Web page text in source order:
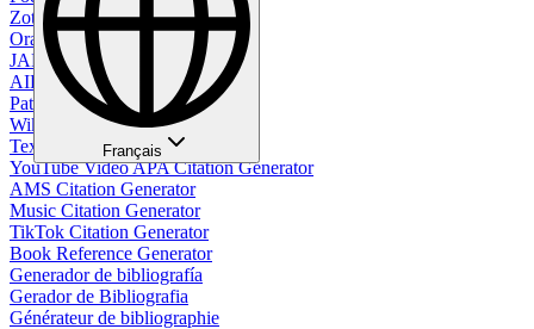
Zotero Citation Generator
Oral Citation Generator
JAMA Citation Generator
AIP Citation Generator
Patent Citation Generator
Wikipedia Citation Generator
Textbook Citation Generator
YouTube Video APA Citation Generator
AMS Citation Generator
Music Citation Generator
TikTok Citation Generator
Book Reference Generator
Generador de bibliografía
Gerador de Bibliografia
Générateur de bibliographie
Français